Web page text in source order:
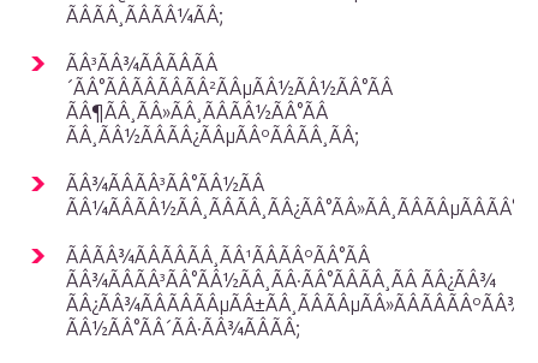
ÃÂÃÂ¸ÃÂÃÂ¼ÃÂ;
ÃÂ³ÃÂ¾ÃÂÃÂÃÂ
´ÃÂ°ÃÂÃÂÃÂÃÂ²ÃÂµÃÂ½ÃÂ½ÃÂ°ÃÂ
ÃÂ¶ÃÂ¸ÃÂ»ÃÂ¸ÃÂÃÂ½ÃÂ°ÃÂ
ÃÂ¸ÃÂ½ÃÂÃÂ¿ÃÂµÃÂºÃÂÃÂ¸ÃÂ;
ÃÂ¾ÃÂÃÂ³ÃÂ°ÃÂ½ÃÂ
ÃÂ¼ÃÂÃÂ½ÃÂ¸ÃÂÃÂ¸ÃÂ¿ÃÂ°ÃÂ»ÃÂ¸ÃÂÃÂµÃÂÃÂ°;
ÃÂÃÂ¾ÃÂÃÂÃÂ¸ÃÂ¹ÃÂÃÂºÃÂ°ÃÂ
ÃÂ¾ÃÂÃÂ³ÃÂ°ÃÂ½ÃÂ¸ÃÂ·ÃÂ°ÃÂÃÂ¸ÃÂ ÃÂ¿ÃÂ¾
ÃÂ½ÃÂ°ÃÂ´ÃÂ·ÃÂ¾ÃÂÃÂ;